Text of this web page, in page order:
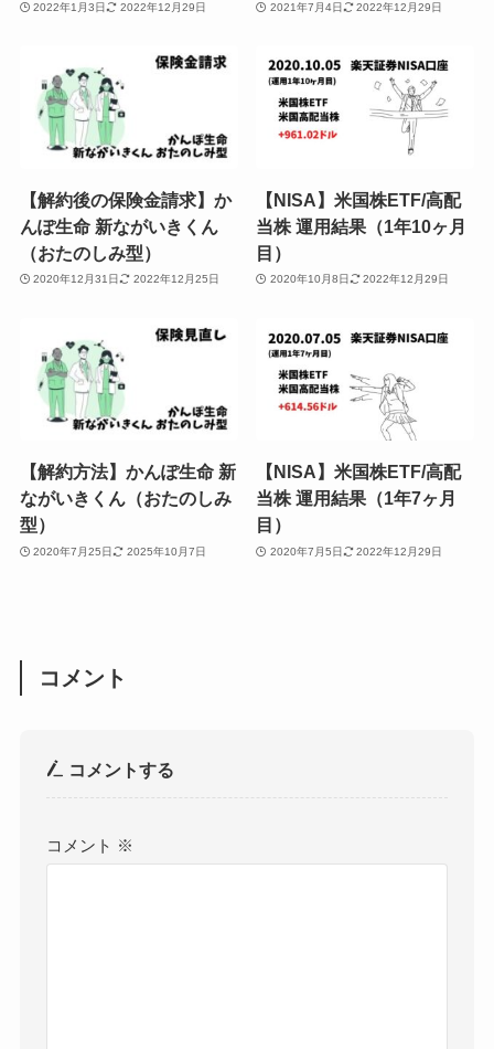
2022年1月3日 2022年12月29日 2021年7月4日 2022年12月29日
【解約後の保険金請求】か
んぽ生命 新ながいきくん
（おたのしみ型）
2020年12月31日 2022年12月25日
【NISA】米国株ETF/高配
当株 運用結果（1年10ヶ月
目）
2020年10月8日 2022年12月29日
【解約方法】かんぽ生命 新
ながいきくん（おたのしみ
型）
2020年7月25日 2025年10月7日
【NISA】米国株ETF/高配
当株 運用結果（1年7ヶ月
目）
2020年7月5日 2022年12月29日
コメント
コメントする
コメント ※